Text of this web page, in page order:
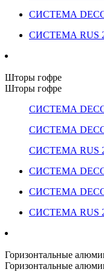
СИСТЕМА
СИСТЕМА RUS
Шторы гофре
Шторы гофре
СИСТЕМА
СИСТЕМА
СИСТЕМА RUS
СИСТЕМА
СИСТЕМА
СИСТЕМА RUS
Горизонтальные
Горизонтальные